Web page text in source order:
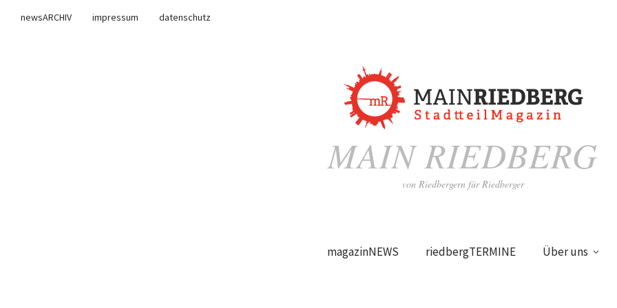
newsARCHIV impressum
datenschutz
MAIN RIEDBERG
von Riedbergern für Riedberger
magazinNEWS riedbergTERMINE Über uns